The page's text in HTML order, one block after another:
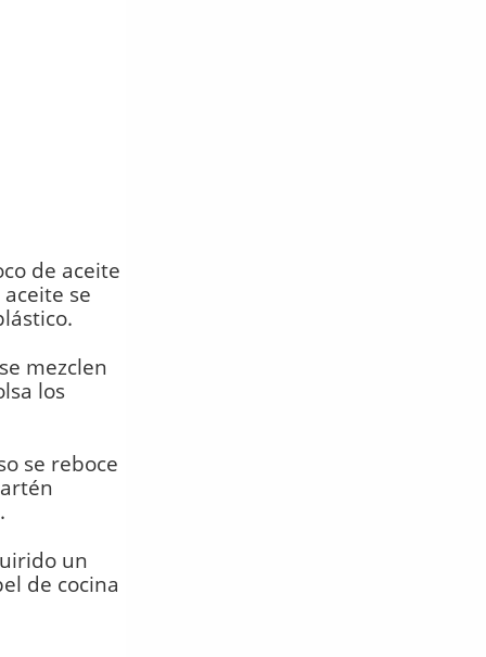
de aceite
se
mezclen
los
se reboce
un
de cocina